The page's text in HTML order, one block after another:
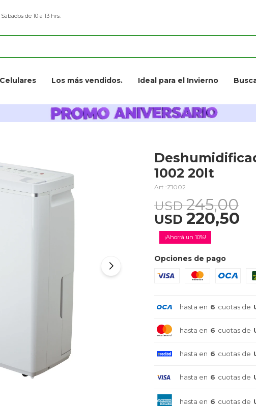
Celulares Los más vendidos. Ideal para el Invierno
de 10 a 13 hrs.
1002 20lt
Z1002
USD 220,50
USD 245,00
10
Opciones de pago
hasta en 6 cuotas de
hasta en 6 cuotas de
hasta en 6 cuotas de
hasta en 6 cuotas de
hasta en 6 cuotas de